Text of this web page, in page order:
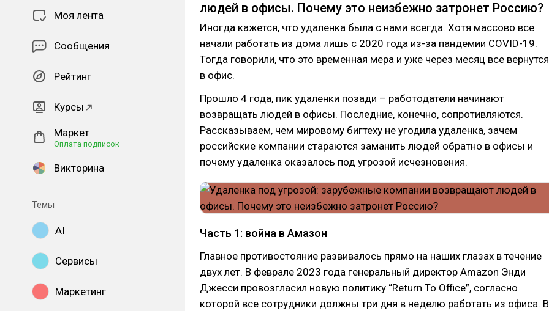
Моя лента
Сообщения
Рейтинг
Курсы
Маркет
Оплата подписок
Викторина
Темы
AI
Сервисы
Маркетинг
людей в офисы. Почему это неизбежно затронет Россию?
Иногда кажется, что удаленка была с нами всегда. Хотя массово все
начали работать из дома лишь с 2020 года из-за пандемии COVID-19.
Тогда говорили, что это временная мера и уже через месяц все вернутся
в офис.
Прошло 4 года, пик удаленки позади – работодатели начинают
возвращать людей в офисы. Последние, конечно, сопротивляются.
Рассказываем, чем мировому бигтеху не угодила удаленка, зачем
российские компании стараются заманить людей обратно в офисы и
почему удаленка оказалось под угрозой исчезновения.
Часть 1: война в Амазон
Главное противостояние развивалось прямо на наших глазах в течение
двух лет. В феврале 2023 года генеральный директор Amazon Энди
Джесси провозгласил новую политику “Return To Office”, согласно
которой все сотрудники должны три дня в неделю работать из офиса. В